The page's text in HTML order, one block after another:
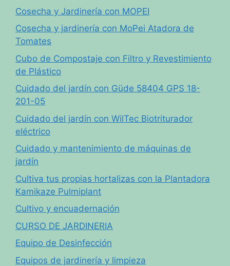
Cosecha y Jardinería con MOPEI
Cosecha y jardinería con MoPei Atadora de
Tomates
Cubo de Compostaje con Filtro y Revestimiento
de Plástico
Cuidado del jardín con Güde 58404 GPS 18-
201-05
Cuidado del jardín con WilTec Biotriturador
eléctrico
Cuidado y mantenimiento de máquinas de
jardín
Cultiva tus propias hortalizas con la Plantadora
Kamikaze Pulmiplant
Cultivo y encuadernación
CURSO DE JARDINERIA
Equipo de Desinfección
Equipos de jardinería y limpieza